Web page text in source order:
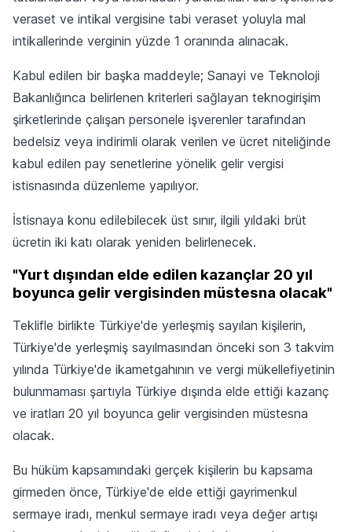
veraset ve intikal vergisine tabi veraset yoluyla mal
intikallerinde verginin yüzde 1 oranında alınacak.
Kabul edilen bir başka maddeyle; Sanayi ve Teknoloji
Bakanlığınca belirlenen kriterleri sağlayan teknogirişim
şirketlerinde çalışan personele işverenler tarafından
bedelsiz veya indirimli olarak verilen ve ücret niteliğinde
kabul edilen pay senetlerine yönelik gelir vergisi
istisnasında düzenleme yapılıyor.
İstisnaya konu edilebilecek üst sınır, ilgili yıldaki brüt
ücretin iki katı olarak yeniden belirlenecek.
"Yurt dışından elde edilen kazançlar 20 yıl
boyunca gelir vergisinden müstesna olacak"
Teklifle birlikte Türkiye'de yerleşmiş sayılan kişilerin,
Türkiye'de yerleşmiş sayılmasından önceki son 3 takvim
yılında Türkiye'de ikametgahının ve vergi mükellefiyetinin
bulunmaması şartıyla Türkiye dışında elde ettiği kazanç
ve iratları 20 yıl boyunca gelir vergisinden müstesna
olacak.
Bu hüküm kapsamındaki gerçek kişilerin bu kapsama
girmeden önce, Türkiye'de elde ettiği gayrimenkul
sermaye iradı, menkul sermaye iradı veya değer artışı